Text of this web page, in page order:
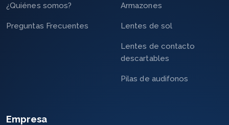
¿Quiénes somos?
Preguntas Frecuentes
Armazones
Lentes de sol
Lentes de contacto
descartables
Pilas de audifonos
Empresa